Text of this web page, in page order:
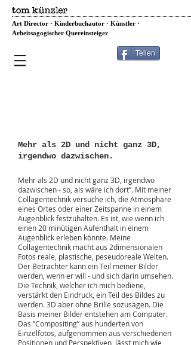
Teilen
Art Director · Kinderbuchautor · Künstler ·
Arbeitsagogischer Quereinsteiger
Mehr als 2D und nicht ganz 3D,
irgendwo dazwischen.
Mehr als 2D und nicht ganz 3D, irgendwo
dazwischen - so, als wäre ich dort”. Mit meiner
Collagentechnik versuche ich, die Atmosphäre
eines Ortes oder einer Zeitspanne in einem
Augenblick festzuhalten. Es ist, wie wenn ich
einen 20 minütigen Aufenthalt in einem
Augenblick erleben könnte. Meine
Collagentechnik macht aus 2dimensionalen
Fotos reale, plastische, peseudoreale Welten.
Der Betrachter kann ein Teil meiner Bilder
werden, wenn er will - und sich darin umsehen.
Die Technik, welcher ich mich bediene,
verstärkt den Eindruck, ein Teil des Bildes zu
werden. 3D aber ohne Brille sozusagen. Die
Basis meiner Bilder entstehen am Computer.
Das “Compositing” aus hunderten von
Einzelfotos, aufgenommen aus verschiedenen
Positionen und Perspektiven, lässt mich wie